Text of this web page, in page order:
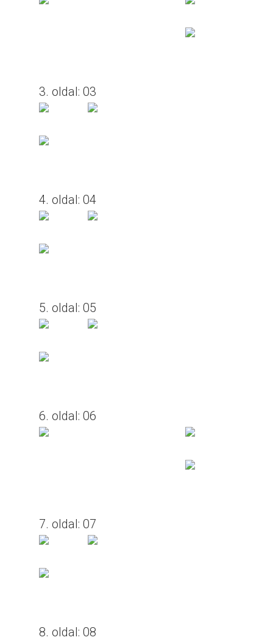
3. oldal: 03
4. oldal: 04
5. oldal: 05
6. oldal: 06
7. oldal: 07
8. oldal: 08